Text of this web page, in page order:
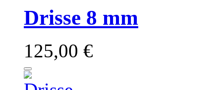
Drisse 8 mm
125,00 €